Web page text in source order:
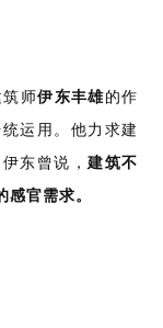
筑师伊东丰雄的作
运用。他力求建
东曾说，建筑不
官需求。